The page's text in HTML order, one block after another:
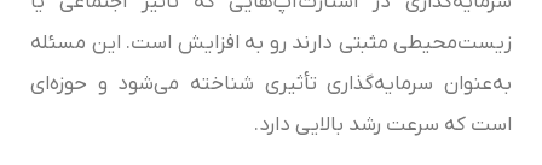
زیست‌محیطی مثبتی دارند رو به افزایش است. این مسئله
به‌عنوان سرمایه‌گذاری تأثیری شناخته می‌شود و حوزه‌ای
است که سرعت رشد بالایی دارد.